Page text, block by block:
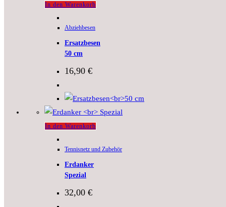
In den Warenkorb
Abziehbesen
Ersatzbesen
50 cm
16,90 €
In den Warenkorb
Tennisnetz und Zubehör
Erdanker
Spezial
32,00 €